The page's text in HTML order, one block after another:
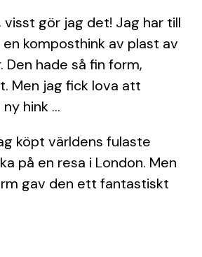
visst gör jag det! Jag har till
komposthink av plast av
Den hade så fin form,
Men jag fick lova att
hink …
köpt världens fulaste
på en resa i London. Men
gav den ett fantastiskt